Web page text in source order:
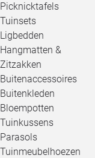
Picknicktafels
Tuinsets
Ligbedden
Hangmatten &
Zitzakken
Buitenaccessoires
Buitenkleden
Bloempotten
Tuinkussens
Parasols
Tuinmeubelhoezen